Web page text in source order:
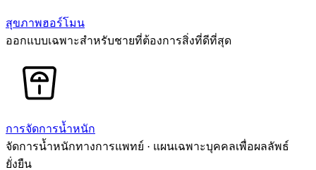
สุขภาพฮอร์โมน
ออกแบบเฉพาะสำหรับชายที่ต้องการสิ่งที่ดีที่สุด
การจัดการน้ำหนัก
จัดการน้ำหนักทางการแพทย์ · แผนเฉพาะบุคคลเพื่อผลลัพธ์
ยั่งยืน